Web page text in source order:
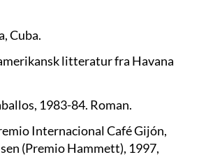
Cuba.
litteratur fra Havana
1983-84. Roman.
Internacional Café Gijón,
(Premio Hammett), 1997,